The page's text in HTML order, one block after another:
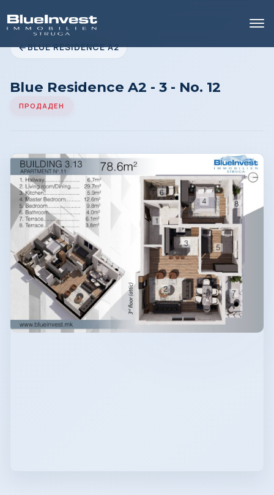
BLUE RESIDENCE A2
Blue Residence A2 - 3 - No. 12
ПРОДАДЕН